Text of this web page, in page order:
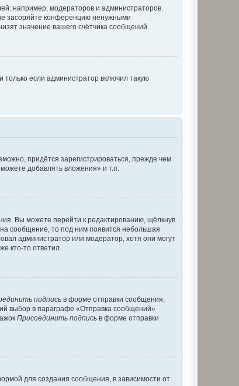
например, модераторов и администраторов.
засоряйте конференцию ненужными
значение вашего счётчика сообщений.
если администратор включил такую
придётся зарегистрироваться, прежде чем
добавлять вложения» и т.п.
Вы можете перейти к редактированию, щёлкнув
сообщение, то под ним появится небольшая
администратор или модератор, хотя они могут
кто-то ответил.
подпись в форме отправки сообщения,
выбор в параграфе «Отправка сообщений»
Присоединить подпись в форме отправки
для создания сообщения, в зависимости от